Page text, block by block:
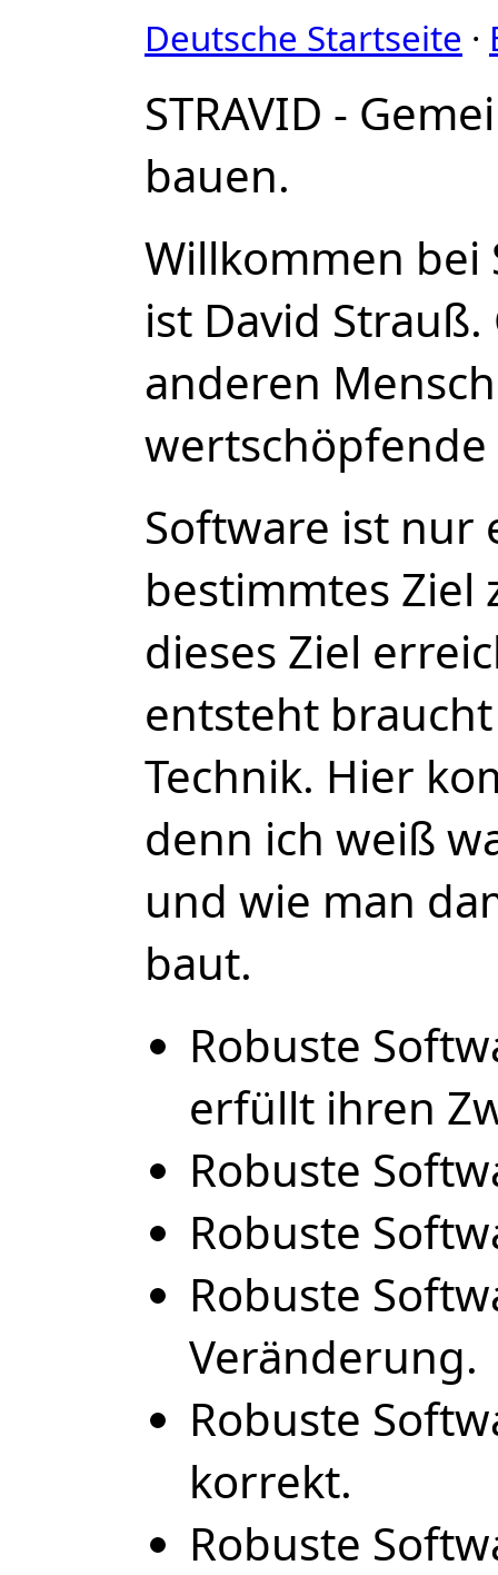
Deutsche Startseite ·
STRAVID -
bauen.
Willkommen bei
ist David
anderen
wertschöpfende
Software ist nur
bestimmtes Ziel
dieses Ziel
entsteht
Technik. Hier
denn ich weiß
und wie man
baut.
Robuste
erfüllt ihren
Robuste
Robuste
Robuste
Veränderung.
Robuste
korrekt.
Robuste